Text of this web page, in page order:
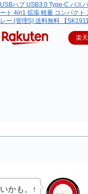
USBハブ USB3.0 Type-C バス
ート 4in1 拡張 軽量 コンパクト
レー (管理S) 送料無料 【
楽
かも。↑